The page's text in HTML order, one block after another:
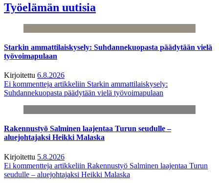
Työelämän uutisia
Starkin ammattilaiskysely: Suhdannekuopasta päädytään vielä
työvoimapulaan
Kirjoitettu 6.8.2026
Ei kommentteja artikkeliin Starkin ammattilaiskysely:
Suhdannekuopasta päädytään vielä työvoimapulaan
Rakennustyö Salminen laajentaa Turun seudulle –
aluejohtajaksi Heikki Malaska
Kirjoitettu 5.8.2026
Ei kommentteja artikkeliin Rakennustyö Salminen laajentaa Turun
seudulle – aluejohtajaksi Heikki Malaska